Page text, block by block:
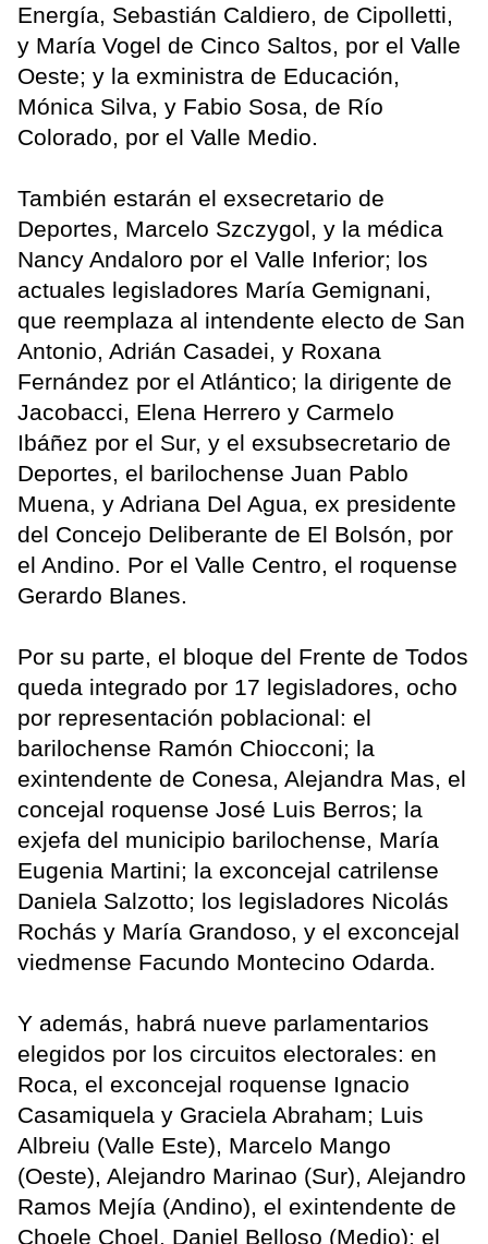
Energía, Sebastián Caldiero, de Cipolletti,
y María Vogel de Cinco Saltos, por el Valle
Oeste; y la exministra de Educación,
Mónica Silva, y Fabio Sosa, de Río
Colorado, por el Valle Medio.
También estarán el exsecretario de
Deportes, Marcelo Szczygol, y la médica
Nancy Andaloro por el Valle Inferior; los
actuales legisladores María Gemignani,
que reemplaza al intendente electo de San
Antonio, Adrián Casadei, y Roxana
Fernández por el Atlántico; la dirigente de
Jacobacci, Elena Herrero y Carmelo
Ibáñez por el Sur, y el exsubsecretario de
Deportes, el barilochense Juan Pablo
Muena, y Adriana Del Agua, ex presidente
del Concejo Deliberante de El Bolsón, por
el Andino. Por el Valle Centro, el roquense
Gerardo Blanes.
Por su parte, el bloque del Frente de Todos
queda integrado por 17 legisladores, ocho
por representación poblacional: el
barilochense Ramón Chiocconi; la
exintendente de Conesa, Alejandra Mas, el
concejal roquense José Luis Berros; la
exjefa del municipio barilochense, María
Eugenia Martini; la exconcejal catrilense
Daniela Salzotto; los legisladores Nicolás
Rochás y María Grandoso, y el exconcejal
viedmense Facundo Montecino Odarda.
Y además, habrá nueve parlamentarios
elegidos por los circuitos electorales: en
Roca, el exconcejal roquense Ignacio
Casamiquela y Graciela Abraham; Luis
Albreiu (Valle Este), Marcelo Mango
(Oeste), Alejandro Marinao (Sur), Alejandro
Ramos Mejía (Andino), el exintendente de
Choele Choel, Daniel Belloso (Medio); el